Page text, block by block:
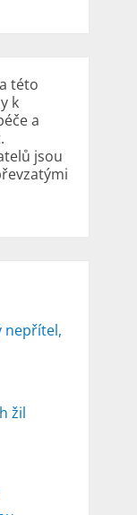
této
k
a
jsou
nepřítel,
žil